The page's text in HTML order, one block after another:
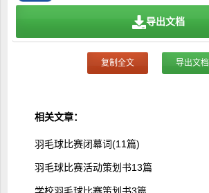
导出文档
复制全文 导出文档
相关文章：
羽毛球比赛闭幕词(11篇)
羽毛球比赛活动策划书13篇